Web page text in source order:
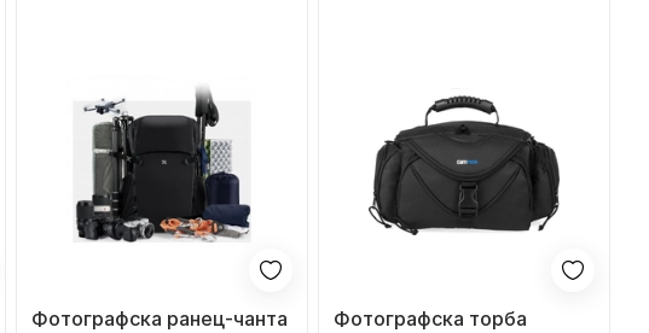
Фотографска ранец-чанта
Фотографска торба